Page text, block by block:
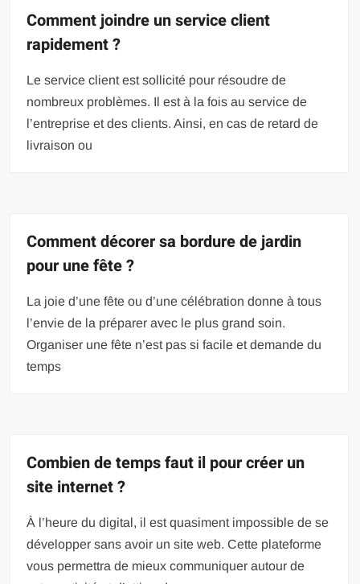
Comment joindre un service client
rapidement ?
Le service client est sollicité pour résoudre de
nombreux problèmes. Il est à la fois au service de
l’entreprise et des clients. Ainsi, en cas de retard de
livraison ou
Comment décorer sa bordure de jardin
pour une fête ?
La joie d’une fête ou d’une célébration donne à tous
l’envie de la préparer avec le plus grand soin.
Organiser une fête n’est pas si facile et demande du
temps
Combien de temps faut il pour créer un
site internet ?
À l’heure du digital, il est quasiment impossible de se
développer sans avoir un site web. Cette plateforme
vous permettra de mieux communiquer autour de